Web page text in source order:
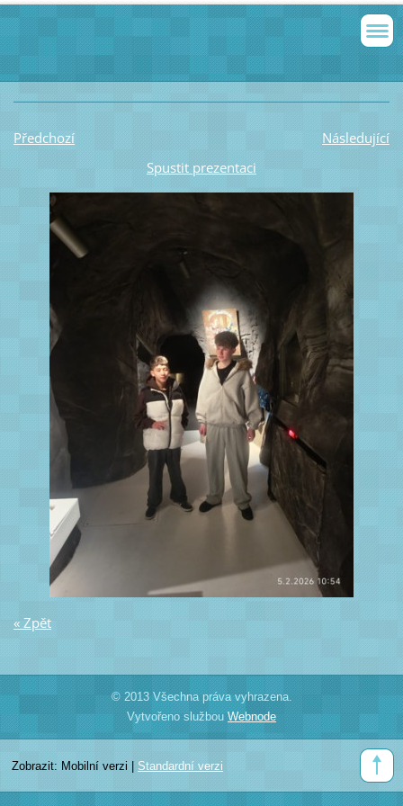
Předchozí
Následující
Spustit prezentaci
« Zpět
© 2013 Všechna práva vyhrazena.
Vytvořeno službou Webnode
Zobrazit: Mobilní verzi Standardní verzi